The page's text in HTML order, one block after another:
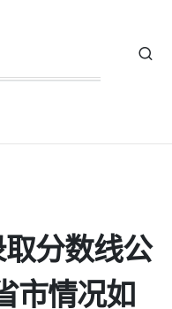
分数线公
市情况如